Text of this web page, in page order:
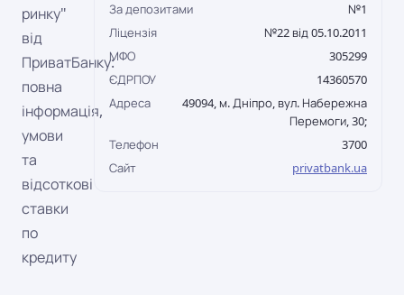
ринку"
від
ПриватБанку:
повна
інформація,
умови
та
відсоткові
ставки
по
кредиту
За депозитами
№1
Ліцензія
№22 від 05.10.2011
МФО
305299
ЄДРПОУ
14360570
Адреса
49094, м. Дніпро, вул. Набережна
Перемоги, 30;
Телефон
3700
Сайт
privatbank.ua